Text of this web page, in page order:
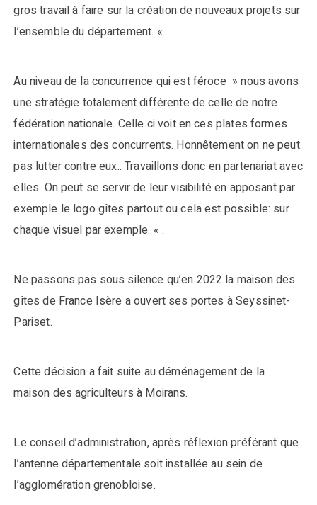
gros travail à faire sur la création de nouveaux projets sur
l’ensemble du département. «
Au niveau de la concurrence qui est féroce » nous avons
une stratégie totalement différente de celle de notre
fédération nationale. Celle ci voit en ces plates formes
internationales des concurrents. Honnêtement on ne peut
pas lutter contre eux.. Travaillons donc en partenariat avec
elles. On peut se servir de leur visibilité en apposant par
exemple le logo gîtes partout ou cela est possible: sur
chaque visuel par exemple. « .
Ne passons pas sous silence qu’en 2022 la maison des
gîtes de France Isère a ouvert ses portes à Seyssinet-
Pariset.
Cette décision a fait suite au déménagement de la
maison des agriculteurs à Moirans.
Le conseil d’administration, après réflexion préférant que
l’antenne départementale soit installée au sein de
l’agglomération grenobloise.